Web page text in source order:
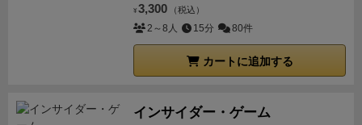
¥ 3,300 （税込）
2～8人 15分 80件
カートに追加する
インサイダー・ゲーム